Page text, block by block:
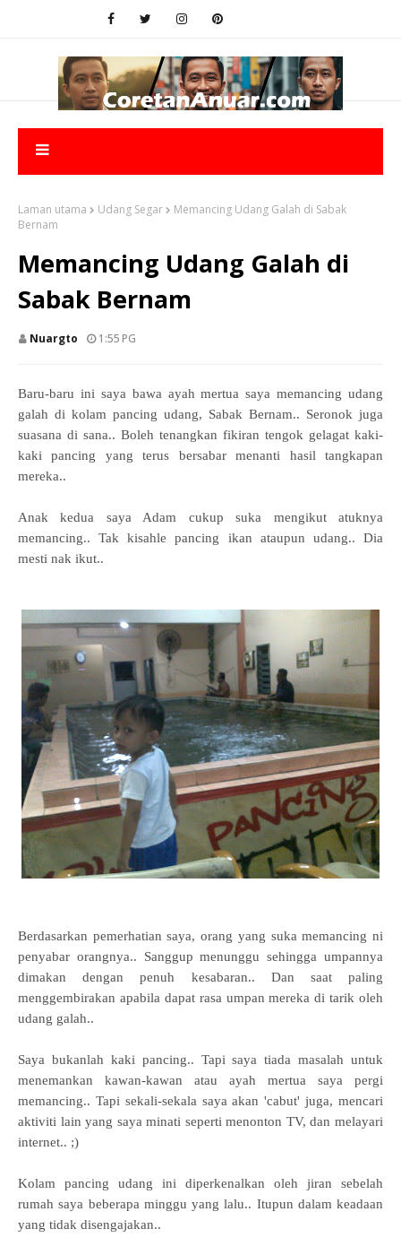
Laman utama Udang Segar
Memancing Udang Galah di Sabak
Bernam
Memancing Udang Galah di
Sabak Bernam
Nuargto 1:55 PG
Baru-baru ini saya bawa ayah mertua saya memancing udang
galah di kolam pancing udang, Sabak Bernam.. Seronok juga
suasana di sana.. Boleh tenangkan fikiran tengok gelagat kaki-
kaki pancing yang terus bersabar menanti hasil tangkapan
mereka..
Anak kedua saya Adam cukup suka mengikut atuknya
memancing.. Tak kisahle pancing ikan ataupun udang.. Dia
mesti nak ikut..
Berdasarkan pemerhatian saya, orang yang suka memancing ni
penyabar orangnya.. Sanggup menunggu sehingga umpannya
dimakan dengan penuh kesabaran.. Dan saat paling
menggembirakan apabila dapat rasa umpan mereka di tarik oleh
udang galah..
Saya bukanlah kaki pancing.. Tapi saya tiada masalah untuk
menemankan kawan-kawan atau ayah mertua saya pergi
memancing.. Tapi sekali-sekala saya akan 'cabut' juga, mencari
aktiviti lain yang saya minati seperti menonton TV, dan melayari
internet.. ;)
Kolam pancing udang ini diperkenalkan oleh jiran sebelah
rumah saya beberapa minggu yang lalu.. Itupun dalam keadaan
yang tidak disengajakan..